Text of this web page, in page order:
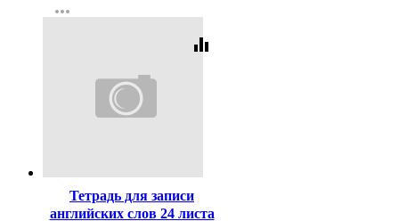
Регистрация
more_horiz
equalizer
Тетрадь для записи
английских слов 24 листа